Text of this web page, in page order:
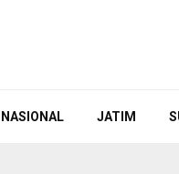
NASIONAL JATIM